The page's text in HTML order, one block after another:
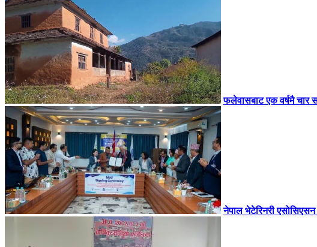
फलेवासबाट एक वर्षमै चार
नेपाल भेटेरिनरी एसोसिएसन